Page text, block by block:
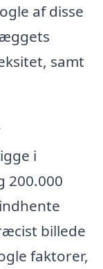
af disse
samt
i
200.000
billede
faktorer,